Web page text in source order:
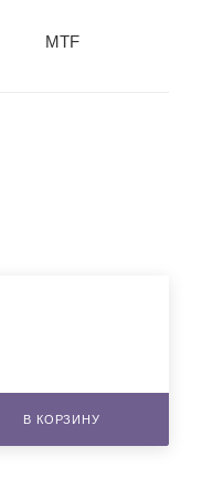
MTF
В КОРЗИНУ